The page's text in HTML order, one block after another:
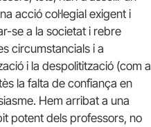
acció col·legial exigent i
se a la societat i rebre
circumstancials i a
i la despolitització (com a
la falta de confiança en
Hem arribat a una
potent dels professors, no